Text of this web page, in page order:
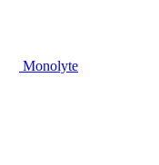
Monolyte